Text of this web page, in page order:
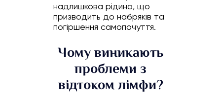
надлишкова рідина, що
призводить до набряків та
погіршення самопочуття.
Чому виникають
проблеми з
відтоком лімфи?